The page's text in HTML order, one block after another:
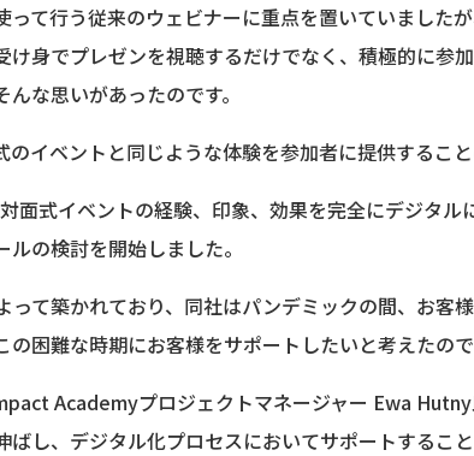
て行う従来のウェビナーに重点を置いていました
身でプレゼンを視聴するだけでなく、積極的に参
な思いがあったのです。
イベントと同じような体験を参加者に提供すること
式イベントの経験、印象、効果を完全にデジタル
の検討を開始しました。
て築かれており、同社はパンデミックの間、お客
困難な時期にお客様をサポートしたいと考えたので
Academyプロジェクトマネージャー Ewa
し、デジタル化プロセスにおいてサポートするこ